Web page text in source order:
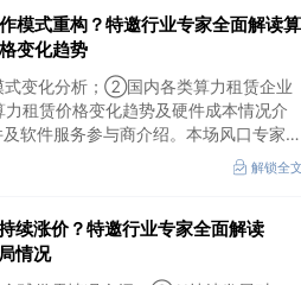
模式重构？特邀行业专家全面解读算
变化趋势
变化分析；②国内各类算力租赁企业
租赁价格变化趋势及硬件成本情况介
软件服务参与商介绍。本场风口专家会
，特邀行业专家全面解读算力租赁企业
解锁全
续涨价？特邀行业专家全面解读
情况